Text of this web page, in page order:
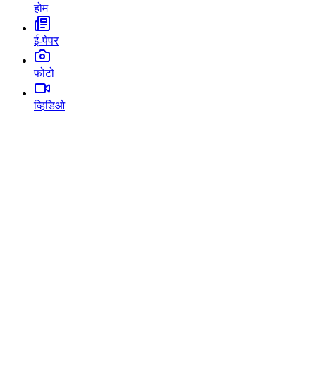
होम
ई-पेपर
फोटो
व्हिडिओ